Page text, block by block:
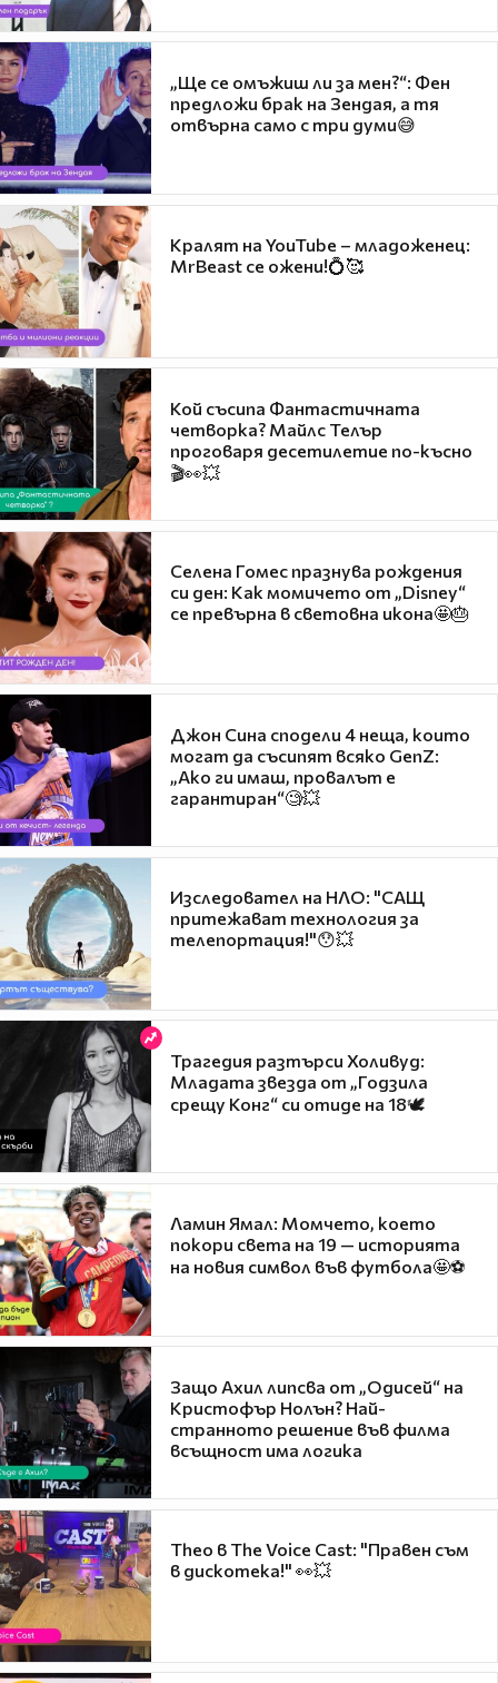
„Ще се омъжиш ли за мен?“: Фен
предложи брак на Зендая, а тя
отвърна само с три думи😅
Кралят на YouTube – младоженец:
MrBeast се ожени!💍🥰
Кой съсипа Фантастичната
четворка? Майлс Телър
проговаря десетилетие по-късно
🎬👀💥
Селена Гомес празнува рождения
си ден: Как момичето от „Disney“
се превърна в световна икона🤩🎂
Джон Сина сподели 4 неща, които
могат да съсипят всяко GenZ:
„Ако ги имаш, провалът е
гарантиран“🧐💥
Изследовател на НЛО: "САЩ
притежават технология за
телепортация!"😯💥
Трагедия разтърси Холивуд:
Младата звезда от „Годзила
срещу Конг“ си отиде на 18🕊️
Ламин Ямал: Момчето, което
покори света на 19 — историята
на новия символ във футбола🤩⚽
Защо Ахил липсва от „Одисей“ на
Кристофър Нолън? Най-
странното решение във филма
всъщност има логика
Theo в The Voice Cast: "Правен съм
в дискотека!" 👀💥